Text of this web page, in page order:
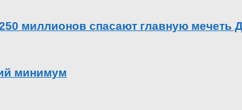
миллионов спасают главную мечеть
минимум